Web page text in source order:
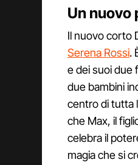
Un nuovo
Il nuovo corto
Serena Rossi.
e dei suoi due
due bambini
centro di tutta
che Max, il
celebra il
magia che si